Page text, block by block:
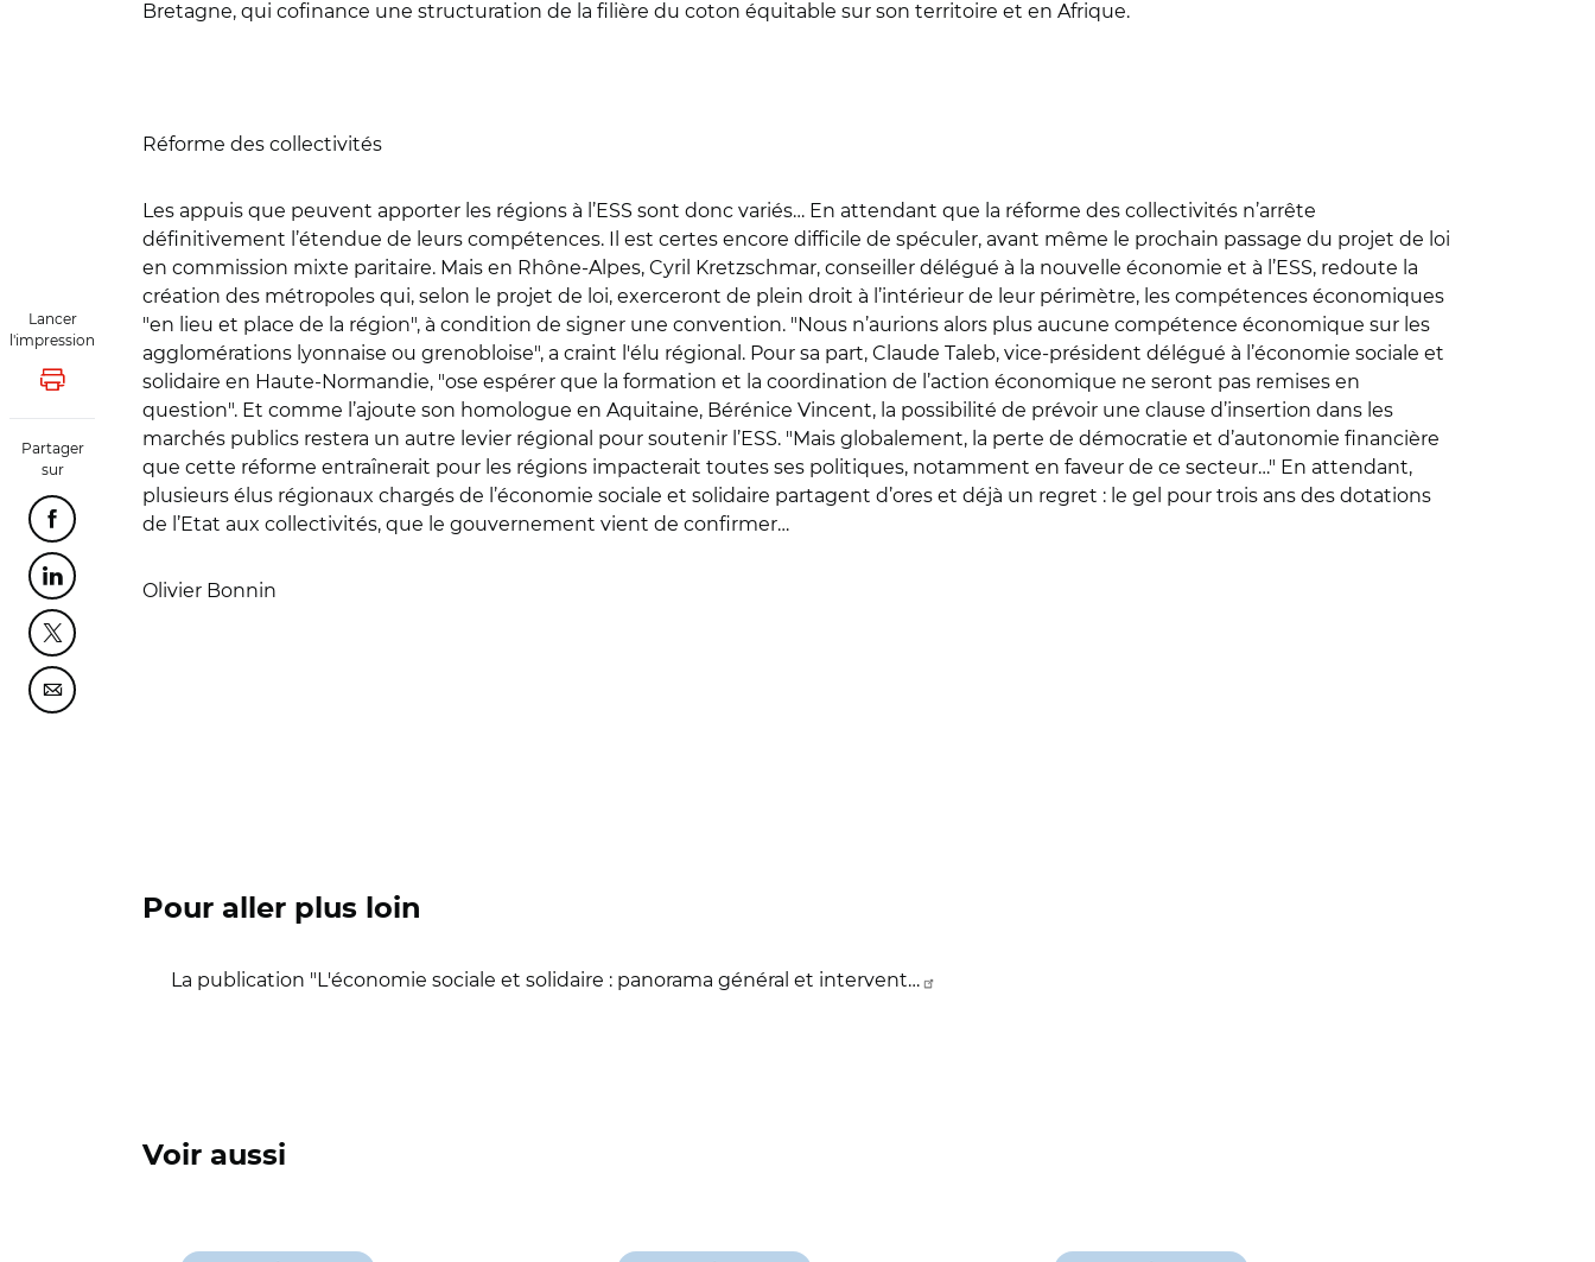
Lancer
l'impression
Lancer l'impression
Partager
sur
Partager cette page sur Facebook
Partager cette page sur Linkedin
Partager cette page sur Twitter
Partager cette page sur Courriel
Bretagne, qui cofinance une structuration de la filière du coton équitable sur son territoire et en Afrique.
Réforme des collectivités
Les appuis que peuvent apporter les régions à l’ESS sont donc variés… En attendant que la réforme des collectivités n’arrête
définitivement l’étendue de leurs compétences. Il est certes encore difficile de spéculer, avant même le prochain passage du projet de loi
en commission mixte paritaire. Mais en Rhône-Alpes, Cyril Kretzschmar, conseiller délégué à la nouvelle économie et à l’ESS, redoute la
création des métropoles qui, selon le projet de loi, exerceront de plein droit à l’intérieur de leur périmètre, les compétences économiques
"en lieu et place de la région", à condition de signer une convention. "Nous n’aurions alors plus aucune compétence économique sur les
agglomérations lyonnaise ou grenobloise", a craint l'élu régional. Pour sa part, Claude Taleb, vice-président délégué à l’économie sociale et
solidaire en Haute-Normandie, "ose espérer que la formation et la coordination de l’action économique ne seront pas remises en
question". Et comme l’ajoute son homologue en Aquitaine, Bérénice Vincent, la possibilité de prévoir une clause d’insertion dans les
marchés publics restera un autre levier régional pour soutenir l’ESS. "Mais globalement, la perte de démocratie et d’autonomie financière
que cette réforme entraînerait pour les régions impacterait toutes ses politiques, notamment en faveur de ce secteur…" En attendant,
plusieurs élus régionaux chargés de l’économie sociale et solidaire partagent d’ores et déjà un regret : le gel pour trois ans des dotations
de l’Etat aux collectivités, que le gouvernement vient de confirmer…
Olivier Bonnin
Pour aller plus loin
La publication "L'économie sociale et solidaire : panorama général et intervent…
Voir aussi